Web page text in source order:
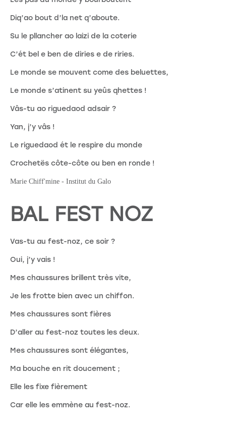
Diq’ao bout d’la net q’aboute.
Su le pllancher ao laizi de la coterie
C’ét bel e ben de diries e de riries.
Le monde se mouvent come des beluettes,
Le monde s’atinent su yeûs qhettes !
Vâs-tu ao riguedaod adsair ?
Yan, j’y vâs !
Le riguedaod ét le respire du monde
Crochetës côte-côte ou ben en ronde !
Marie Chiff'mine - Institut du Galo
BAL FEST NOZ
Vas-tu au fest-noz, ce soir ?
Oui, j’y vais !
Mes chaussures brillent très vite,
Je les frotte bien avec un chiffon.
Mes chaussures sont fières
D’aller au fest-noz toutes les deux.
Mes chaussures sont élégantes,
Ma bouche en rit doucement ;
Elle les fixe fièrement
Car elle les emmène au fest-noz.